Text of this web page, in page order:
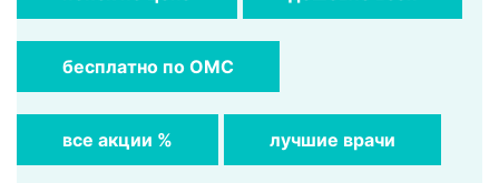
бесплатно по ОМС
все акции % лучшие врачи